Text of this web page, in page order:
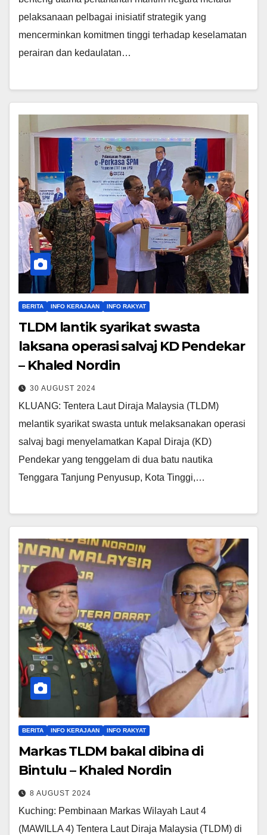
pelaksanaan pelbagai inisiatif strategik yang
mencerminkan komitmen tinggi terhadap keselamatan
perairan dan kedaulatan…
BERITA INFO KERAJAAN INFO RAKYAT
TLDM lantik syarikat swasta
laksana operasi salvaj KD Pendekar
– Khaled Nordin
30 AUGUST 2024
KLUANG: Tentera Laut Diraja Malaysia (TLDM)
melantik syarikat swasta untuk melaksanakan operasi
salvaj bagi menyelamatkan Kapal Diraja (KD)
Pendekar yang tenggelam di dua batu nautika
Tenggara Tanjung Penyusup, Kota Tinggi,…
BERITA INFO KERAJAAN INFO RAKYAT
Markas TLDM bakal dibina di
Bintulu – Khaled Nordin
8 AUGUST 2024
Kuching: Pembinaan Markas Wilayah Laut 4
(MAWILLA 4) Tentera Laut Diraja Malaysia (TLDM) di